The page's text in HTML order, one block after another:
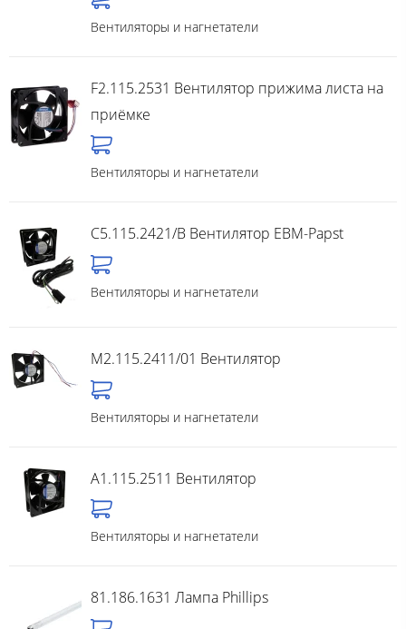
Вентиляторы и нагнетатели
F2.115.2531 Вентилятор прижима листа на
приёмке
Вентиляторы и нагнетатели
C5.115.2421/B Вентилятор EBM-Papst
Вентиляторы и нагнетатели
M2.115.2411/01 Вентилятор
Вентиляторы и нагнетатели
A1.115.2511 Вентилятор
Вентиляторы и нагнетатели
81.186.1631 Лампа Phillips